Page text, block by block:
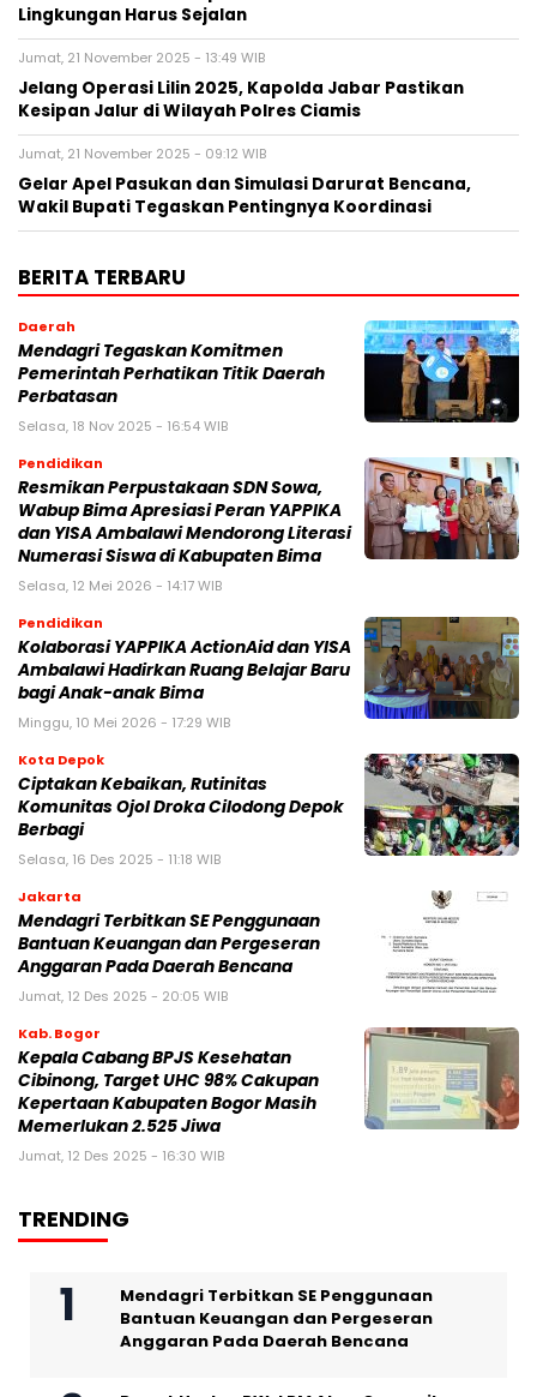
Lingkungan Harus Sejalan
Jumat, 21 November 2025 - 13:49 WIB
Jelang Operasi Lilin 2025, Kapolda Jabar Pastikan
Kesipan Jalur di Wilayah Polres Ciamis
Jumat, 21 November 2025 - 09:12 WIB
Gelar Apel Pasukan dan Simulasi Darurat Bencana,
Wakil Bupati Tegaskan Pentingnya Koordinasi
BERITA TERBARU
Daerah
Mendagri Tegaskan Komitmen
Pemerintah Perhatikan Titik Daerah
Perbatasan
Selasa, 18 Nov 2025 - 16:54 WIB
Pendidikan
Resmikan Perpustakaan SDN Sowa,
Wabup Bima Apresiasi Peran YAPPIKA
dan YISA Ambalawi Mendorong Literasi
Numerasi Siswa di Kabupaten Bima
Selasa, 12 Mei 2026 - 14:17 WIB
Pendidikan
Kolaborasi YAPPIKA ActionAid dan YISA
Ambalawi Hadirkan Ruang Belajar Baru
bagi Anak-anak Bima
Minggu, 10 Mei 2026 - 17:29 WIB
Kota Depok
Ciptakan Kebaikan, Rutinitas
Komunitas Ojol Droka Cilodong Depok
Berbagi
Selasa, 16 Des 2025 - 11:18 WIB
Jakarta
Mendagri Terbitkan SE Penggunaan
Bantuan Keuangan dan Pergeseran
Anggaran Pada Daerah Bencana
Jumat, 12 Des 2025 - 20:05 WIB
Kab. Bogor
Kepala Cabang BPJS Kesehatan
Cibinong, Target UHC 98% Cakupan
Kepertaan Kabupaten Bogor Masih
Memerlukan 2.525 Jiwa
Jumat, 12 Des 2025 - 16:30 WIB
TRENDING
Mendagri Terbitkan SE Penggunaan
Bantuan Keuangan dan Pergeseran
Anggaran Pada Daerah Bencana